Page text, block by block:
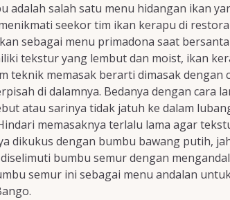
adalah salah satu menu hidangan ikan
seekor tim ikan kerapu di
sebagai menu primadona saat
tekstur yang lembut dan moist, ikan
teknik memasak berarti dimasak
di dalamnya. Bedanya dengan cara
atau sarinya tidak jatuh ke dalam
memasaknya terlalu lama agar
dikukus dengan bumbu bawang putih,
bumbu semur dengan
semur ini sebagai menu andalan